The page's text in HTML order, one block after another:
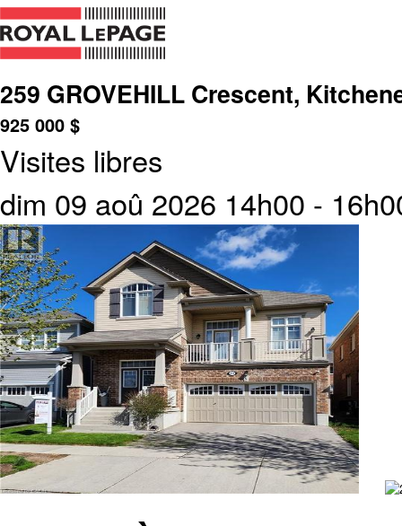
259 GROVEHILL Crescent,
925 000 $
Visites libres
dim 09 aoû 2026 14h00 -